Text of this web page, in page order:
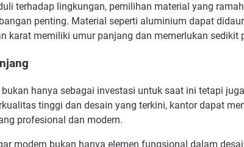
terhadap lingkungan, pemilihan material yang
penting. Material seperti aluminium dapat
karat memiliki umur panjang dan memerlukan sedikit
hanya sebagai investasi untuk saat ini tetapi
tinggi dan desain yang terkini, kantor dapat
profesional dan modern.
modern bukan hanya elemen fungsional dalam